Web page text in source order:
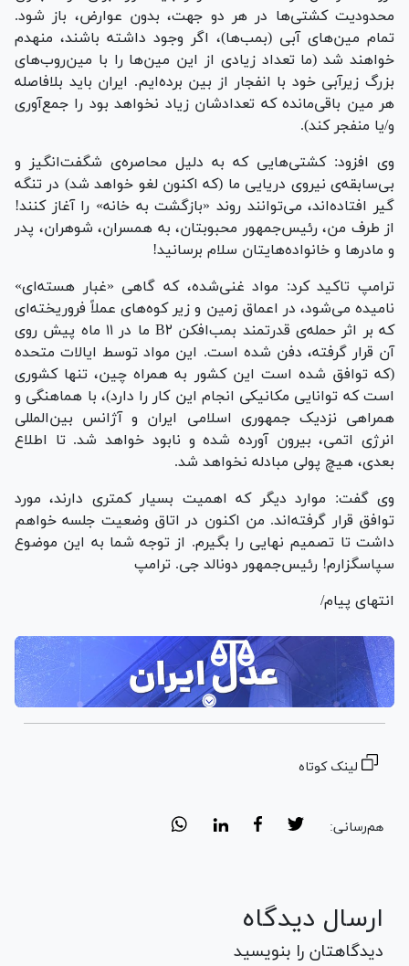
محدودیت کشتی‌ها در هر دو جهت، بدون عوارض، باز شود.
تمام مین‌های آبی (بمب‌ها)، اگر وجود داشته باشند، منهدم
خواهند شد (ما تعداد زیادی از این مین‌ها را با مین‌روب‌های
بزرگ زیرآبی خود با انفجار از بین برده‌ایم. ایران باید بلافاصله
هر مین باقی‌مانده که تعدادشان زیاد نخواهد بود را جمع‌آوری
و/یا منفجر کند).
وی افزود: کشتی‌هایی که به دلیل محاصره‌ی شگفت‌انگیز و
بی‌سابقه‌ی نیروی دریایی ما (که اکنون لغو خواهد شد) در تنگه
گیر افتاده‌اند، می‌توانند روند «بازگشت به خانه» را آغاز کنند!
از طرف من، رئیس‌جمهور محبوبتان، به همسران، شوهران، پدر
و مادر‌ها و خانواده‌هایتان سلام برسانید!
ترامپ تاکید کرد: مواد غنی‌شده، که گاهی «غبار هسته‌ای»
نامیده می‌شود، در اعماق زمین و زیر کوه‌های عملاً فروریخته‌ای
که بر اثر حمله‌ی قدرتمند بمب‌افکن B۲ ما در ۱۱ ماه پیش روی
آن قرار گرفته، دفن شده است. این مواد توسط ایالات متحده
(که توافق شده است این کشور به همراه چین، تنها کشوری
است که توانایی مکانیکی انجام این کار را دارد)، با هماهنگی و
همراهی نزدیک جمهوری اسلامی ایران و آژانس بین‌المللی
انرژی اتمی، بیرون آورده شده و نابود خواهد شد. تا اطلاع
بعدی، هیچ پولی مبادله نخواهد شد.
وی گفت: موارد دیگر که اهمیت بسیار کمتری دارند، مورد
توافق قرار گرفته‌اند. من اکنون در اتاق وضعیت جلسه خواهم
داشت تا تصمیم نهایی را بگیرم. از توجه شما به این موضوع
سپاسگزارم! رئیس‌جمهور دونالد جی. ترامپ
انتهای پیام/
لینک کوتاه
هم‌رسانی:
ارسال دیدگاه
دیدگاهتان را بنویسید